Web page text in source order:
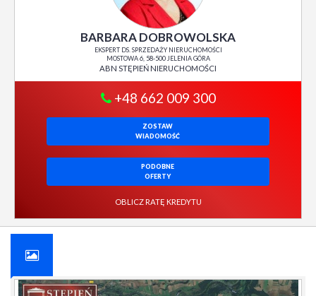
BARBARA DOBROWOLSKA
EKSPERT DS. SPRZEDAŻY NIERUCHOMOŚCI
MOSTOWA 6, 58-500 JELENIA GÓRA
ABN STĘPIEŃ NIERUCHOMOŚCI
+48 662 009 300
ZOSTAW
WIADOMOŚĆ
PODOBNE
OFERTY
OBLICZ RATĘ KREDYTU